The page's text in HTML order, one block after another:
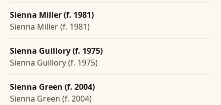
Sienna Miller (f. 1981)
Sienna Miller (f. 1981)
Sienna Guillory (f. 1975)
Sienna Guillory (f. 1975)
Sienna Green (f. 2004)
Sienna Green (f. 2004)